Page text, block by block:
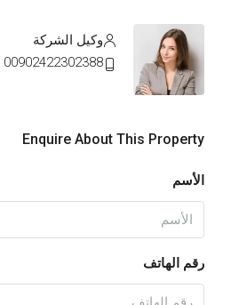
وكيل الشركة
00902422302388
Enquire About This Property
الأسم
رقم الهاتف